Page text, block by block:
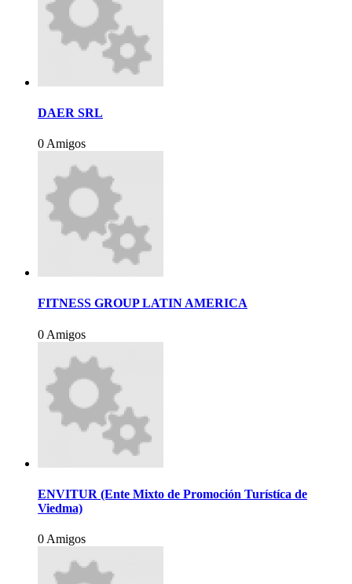
DAER SRL
0 Amigos
FITNESS GROUP LATIN AMERICA
0 Amigos
ENVITUR (Ente Mixto de Promoción Turístíca de
Viedma)
0 Amigos